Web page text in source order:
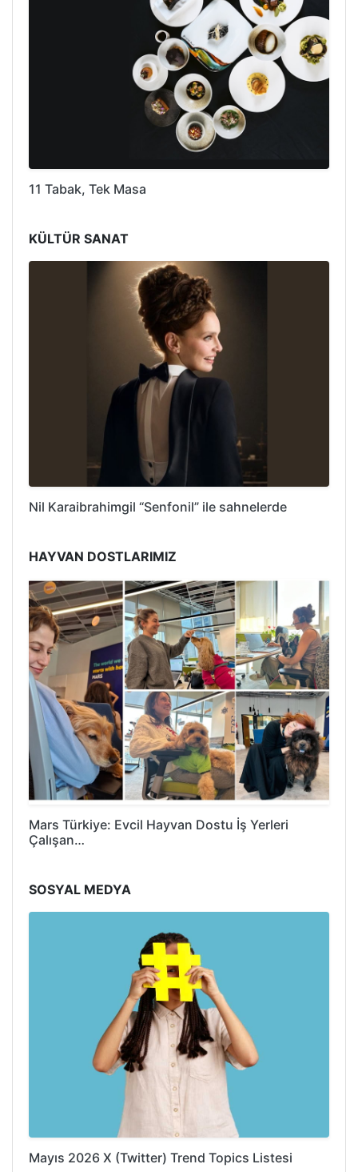
11 Tabak, Tek Masa
KÜLTÜR SANAT
Nil Karaibrahimgil “Senfonil” ile sahnelerde
HAYVAN DOSTLARIMIZ
Mars Türkiye: Evcil Hayvan Dostu İş Yerleri
Çalışan…
SOSYAL MEDYA
Mayıs 2026 X (Twitter) Trend Topics Listesi